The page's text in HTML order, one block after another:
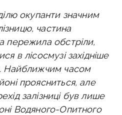
окупанти значним
частина
пережила обстріли,
в лісосмузі західніше
Найближчим часом
проясниться, але
залізниці був лише
Водяного-Опитного